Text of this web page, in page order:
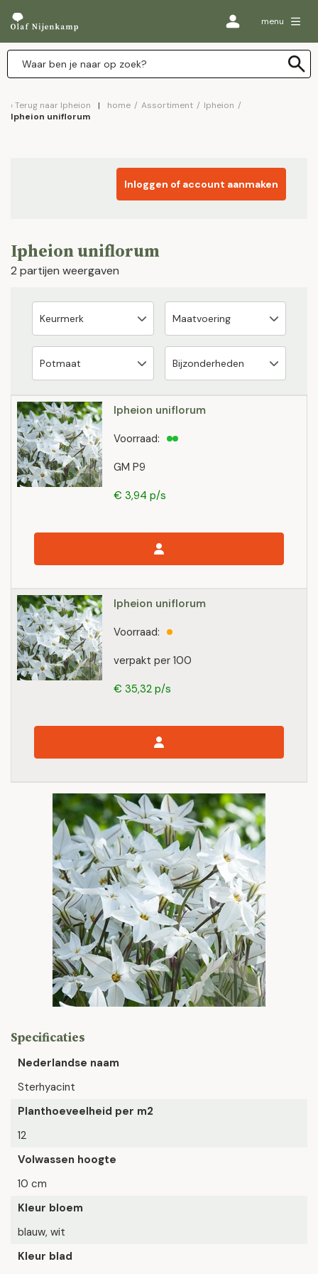
menu
Terug naar Ipheion home / Assortiment / Ipheion /
Ipheion uniflorum
Inloggen of account aanmaken
Ipheion uniflorum
2 partijen weergaven
Ipheion uniflorum
GM P9
Voorraad:
€ 3,94 p/s
Ipheion uniflorum
verpakt per 100
Voorraad:
€ 35,32 p/s
Specificaties
Nederlandse naam
Sterhyacint
Planthoeveelheid per m2
12
Volwassen hoogte
10 cm
Kleur bloem
blauw, wit
Kleur blad